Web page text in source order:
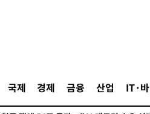
국제 경제 금융 산업 IT·
도권 폭염중대경보, 폭염경보로 하향
피해' 안동·의성 관할 4개 면 특별재난
위…곳곳 소나기·강원 많은 비[내일날씨]